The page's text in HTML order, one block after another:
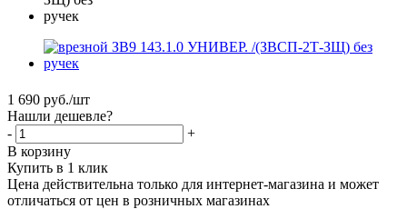
1 690 руб./шт
Нашли дешевле?
-
+
В корзину
Купить в 1 клик
Цена действительна только для интернет-магазина и может
отличаться от цен в розничных магазинах